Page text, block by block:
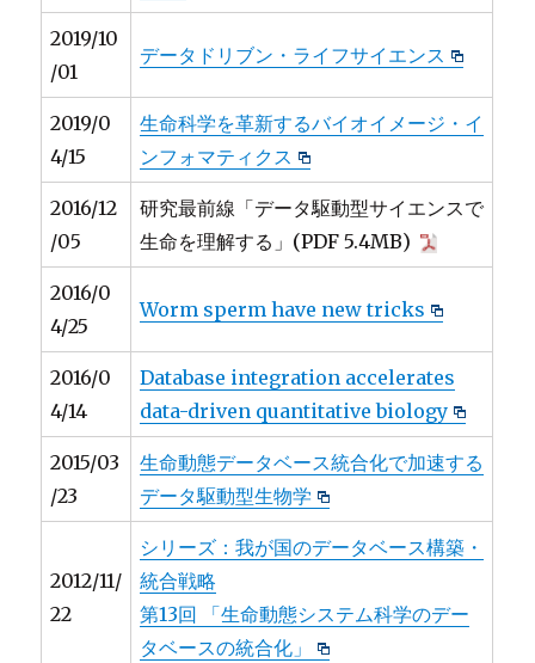
2019/10
/01
データドリブン・ライフサイエンス
2019/0
4/15
生命科学を革新するバイオイメージ・イ
ンフォマティクス
2016/12
/05
研究最前線「データ駆動型サイエンスで
生命を理解する」(PDF 5.4MB)
2016/0
4/25
Worm sperm have new tricks
2016/0
4/14
Database integration accelerates
data-driven quantitative biology
2015/03
/23
生命動態データベース統合化で加速する
データ駆動型生物学
2012/11/
22
シリーズ：我が国のデータベース構築・
統合戦略
第13回 「生命動態システム科学のデー
タベースの統合化」